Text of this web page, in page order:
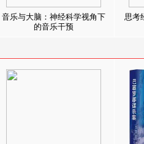
音乐与大脑：神经科学视角下
的音乐干预
思考